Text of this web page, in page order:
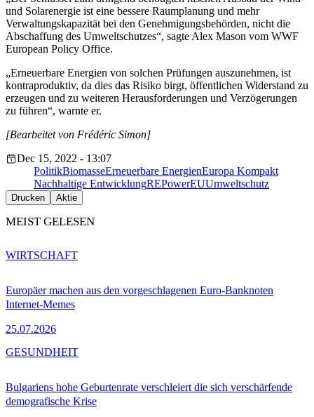
und Solarenergie ist eine bessere Raumplanung und mehr
Verwaltungskapazität bei den Genehmigungsbehörden, nicht die
Abschaffung des Umweltschutzes“, sagte Alex Mason vom WWF
European Policy Office.
„Erneuerbare Energien von solchen Prüfungen auszunehmen, ist
kontraproduktiv, da dies das Risiko birgt, öffentlichen Widerstand zu
erzeugen und zu weiteren Herausforderungen und Verzögerungen
zu führen“, warnte er.
[Bearbeitet von Frédéric Simon]
Dec 15, 2022 - 13:07
PolitikBiomasseErneuerbare EnergienEuropa Kompakt
Nachhaltige EntwicklungREPowerEUUmweltschutz
Drucken Aktie
MEIST GELESEN
Europäer machen aus den vorgeschlagenen Euro-Banknoten
Internet-Memes
25.07.2026
WIRTSCHAFT
Bulgariens hohe Geburtenrate verschleiert die sich verschärfende
demografische Krise
GESUNDHEIT